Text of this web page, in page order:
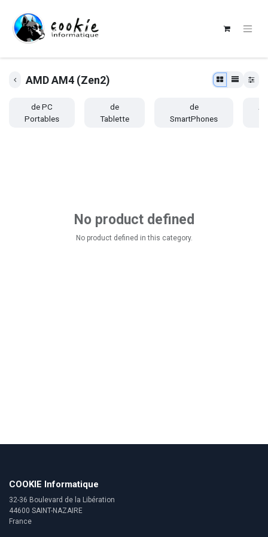
AMD AM4 (Zen2)
de PC
Portables
de
Tablette
de
SmartPhones
No product defined
No product defined in this category.
COOKIE Informatique
32-36 Boulevard de la Libération
44600 SAINT-NAZAIRE
France